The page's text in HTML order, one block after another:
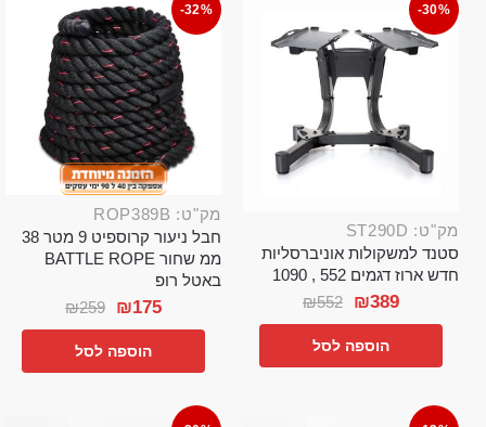
-30%
מק"ט: ST290D
סטנד למשקולות אוניברסליות
חדש ארוז דגמים 552 , 1090
₪552 ₪389
הוספה לסל
-32%
מק"ט: ROP389B
חבל ניעור קרוספיט 9 מטר 38
ממ שחור BATTLE ROPE
באטל רופ
₪259 ₪175
הוספה לסל